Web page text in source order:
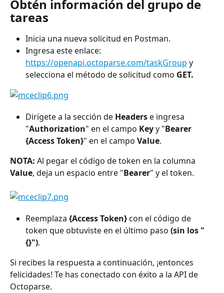
Obtén información del grupo de
tareas
Inicia una nueva solicitud en Postman.
Ingresa este enlace:
https://openapi.octoparse.com/taskGroup y
selecciona el método de solicitud como GET.
Dirígete a la sección de Headers e ingresa
"Authorization" en el campo Key y "Bearer
{Access Token}" en el campo Value.
NOTA: Al pegar el código de token en la columna
Value, deja un espacio entre "Bearer" y el token.
Reemplaza {Access Token} con el código de
token que obtuviste en el último paso (sin los "
{}").
Si recibes la respuesta a continuación, ¡entonces
felicidades! Te has conectado con éxito a la API de
Octoparse.